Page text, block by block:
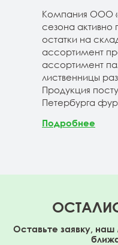
Компания ООО
сезона активно
остатки на
ассортимент
ассортимент
лиственницы
Продукция
Петербурга
Подробнее
Оставьте заявку,